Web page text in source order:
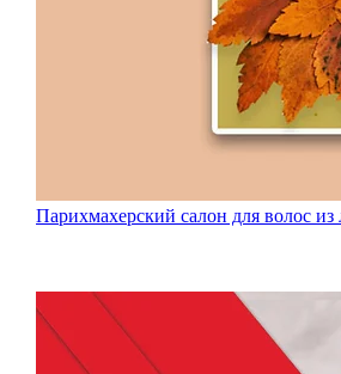
Парихмахерский салон для волос из